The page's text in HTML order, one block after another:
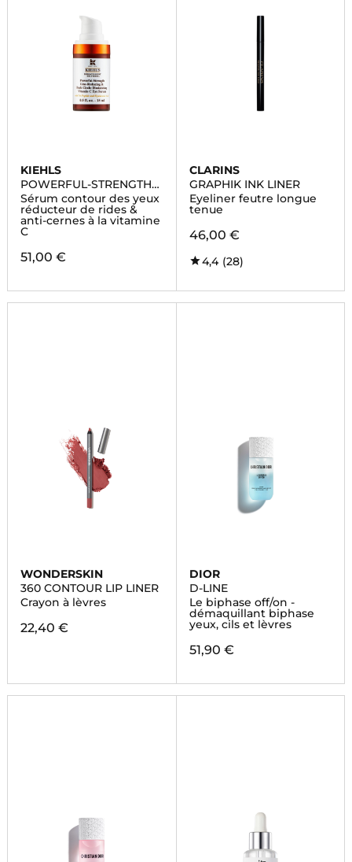
KIEHLS
POWERFUL-STRENGTH
LINE-REDUCING
Sérum contour des yeux
réducteur de rides &
anti-cernes à la vitamine
C
51,00 €
CLARINS
GRAPHIK INK LINER
Eyeliner feutre longue
tenue
46,00 €
4,4 (28)
WONDERSKIN
360 CONTOUR LIP LINER
Crayon à lèvres
22,40 €
DIOR
D-LINE
Le biphase off/on -
démaquillant biphase
yeux, cils et lèvres
51,90 €